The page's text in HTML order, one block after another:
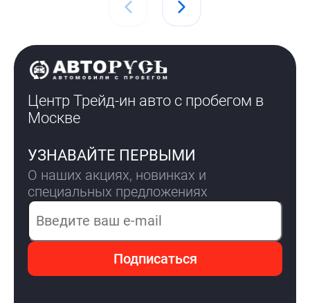
Центр Трейд-ин авто с пробегом в
Москве
УЗНАВАЙТЕ ПЕРВЫМИ
О наших акциях, новинках и
специальных предложениях
Электронная почта
Подписаться